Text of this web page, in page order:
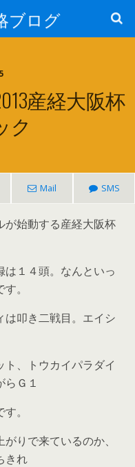
ブログ
産経大阪杯
ク
Mail SMS
が始動する産経大阪杯
１４頭。なんといっ
。
は叩き二戦目。エイシ
、トウカイパラダイ
らＧ１
。
りで来ているのか、
きれ